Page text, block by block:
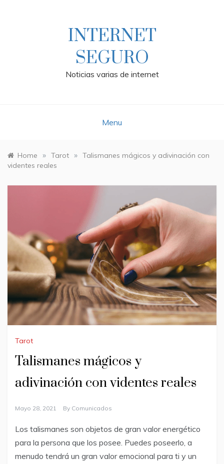
INTERNET
SEGURO
Noticias varias de internet
Menu
Home » Tarot » Talismanes mágicos y adivinación con
videntes reales
Tarot
Talismanes mágicos y
adivinación con videntes reales
Mayo 28, 2021 By Comunicados
Los talismanes son objetos de gran valor energético
para la persona que los posee. Puedes poseerlo, a
menudo tendrá un gran valor emocional para ti y un